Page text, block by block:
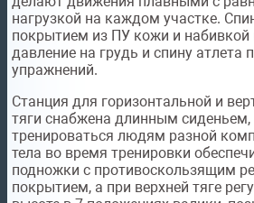
нагрузкой на каждом участке.
покрытием из ПУ кожи и
давление на грудь и спину атлета
упражнений.
Станция для горизонтальной и
тяги снабжена длинным сиденьем,
тренироваться людям разной
тела во время тренировки
подножки c противоскользящим
покрытием, а при верхней тяге